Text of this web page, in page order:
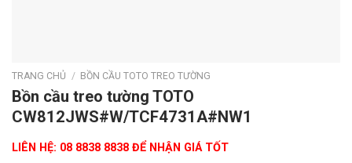
TRANG CHỦ / BỒN CẦU TOTO TREO TƯỜNG
Bồn cầu treo tường TOTO
CW812JWS#W/TCF4731A#NW1
LIÊN HỆ: 08 8838 8838 ĐỂ NHẬN GIÁ TỐT